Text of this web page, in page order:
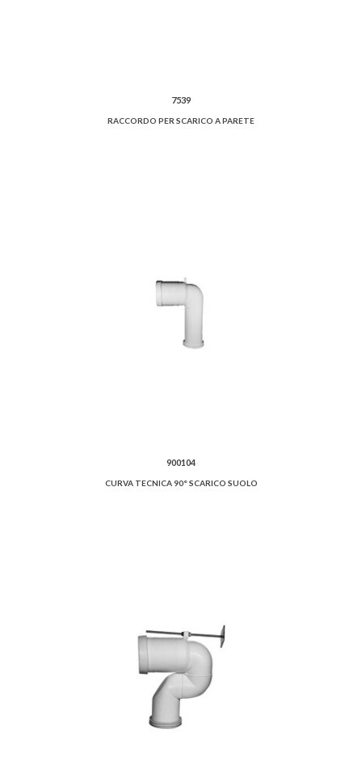
7539
RACCORDO PER SCARICO A PARETE
900104
CURVA TECNICA 90° SCARICO SUOLO